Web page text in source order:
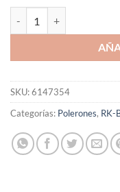
SKU:6147354
Categorías: Polerones, RK-